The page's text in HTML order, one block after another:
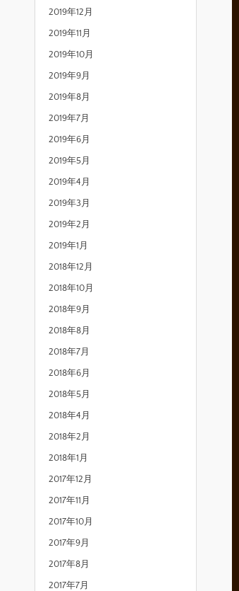
2019年12月
2019年11月
2019年10月
2019年9月
2019年8月
2019年7月
2019年6月
2019年5月
2019年4月
2019年3月
2019年2月
2019年1月
2018年12月
2018年10月
2018年9月
2018年8月
2018年7月
2018年6月
2018年5月
2018年4月
2018年2月
2018年1月
2017年12月
2017年11月
2017年10月
2017年9月
2017年8月
2017年7月